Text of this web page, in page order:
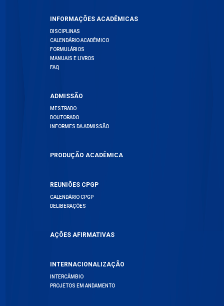
INFORMAÇÕES ACADÊMICAS
DISCIPLINAS
CALENDÁRIO ACADÊMICO
FORMULÁRIOS
MANUAIS E LIVROS
FAQ
ADMISSÃO
MESTRADO
DOUTORADO
INFORMES DA ADMISSÃO
PRODUÇÃO ACADÊMICA
REUNIÕES CPGP
CALENDÁRIO CPGP
DELIBERAÇÕES
AÇÕES AFIRMATIVAS
INTERNACIONALIZAÇÃO
INTERCÂMBIO
PROJETOS EM ANDAMENTO